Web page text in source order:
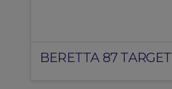
BERETTA 87 TARGET